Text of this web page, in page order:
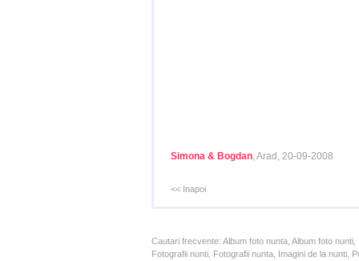
Simona & Bogdan, Arad, 20-09-2008
<< Inapoi
Cautari frecvente: Album foto nunta, Album foto
Fotografii nunti, Fotografii nunta, Imagini de la nunti,